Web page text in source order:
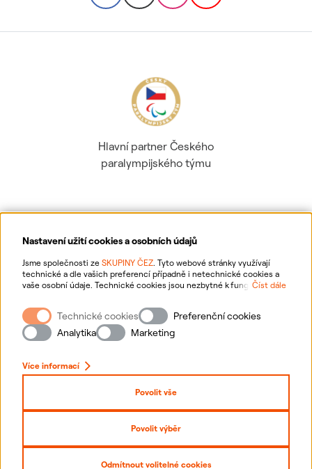
Nastavení užití cookies a osobních údajů
Jsme společnosti ze SKUPINY ČEZ. Tyto webové stránky využívají
technické a dle vašich preferencí případně i netechnické cookies a
vaše osobní údaje. Technické cookies jsou nezbytné k fungování
webové stránky vašim preferencím, k personalizaci reklam a analytice.
Pro sběr a zpracování netechnických cookies a vašich osobních údajů
nám můžete udělit souhlas. Bližší informace o vašich právech,
zpracování osobních údajů, včetně možnosti odvolání udělených
Číst dále
Technické cookies
Preferenční cookies
Analytika
Marketing
Více informací
Povolit vše
Povolit výběr
Odmítnout volitelné cookies
Hlavní partner Českého
paralympijského týmu
Ochrana osobních údajů
Informace o webu
Nastavení cookies
Přihlásit se
Prohlášení o přístupnosti